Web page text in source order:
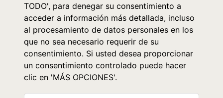
TODO', para denegar su consentimiento a
acceder a información más detallada, incluso
al procesamiento de datos personales en los
que no sea necesario requerir de su
consentimiento. Si usted desea proporcionar
un consentimiento controlado puede hacer
clic en 'MÁS OPCIONES'.